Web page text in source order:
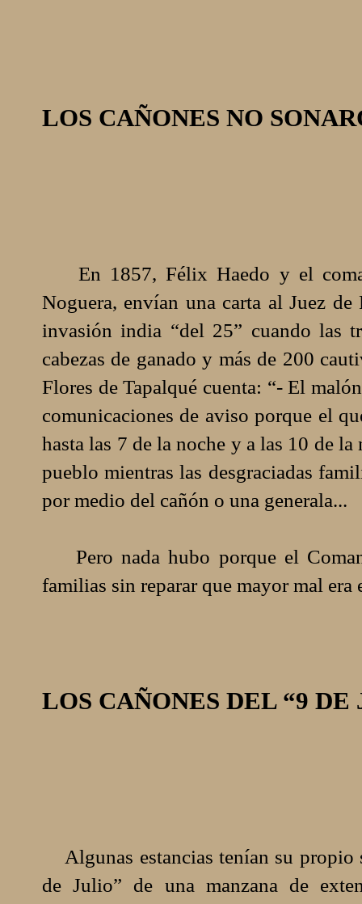
LOS CAÑONES NO
En 1857, Félix Haedo y el
Noguera, envían una carta al Juez
invasión india “del 25” cuando las
cabezas de ganado y más de 200
Flores de Tapalqué cuenta: “- El
comunicaciones de aviso porque el
hasta las 7 de la noche y a las 10 de
pueblo mientras las desgraciadas
por medio del cañón o una generala...
Pero nada hubo porque el
familias sin reparar que mayor mal era
LOS CAÑONES DEL “9 DE
Algunas estancias tenían su propio
de Julio” de una manzana de